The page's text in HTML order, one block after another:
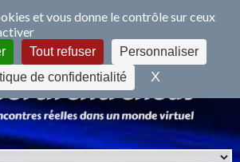
et vous donne le contrôle sur ceux
Tout refuser
Personnaliser
de confidentialité
XMasquer le